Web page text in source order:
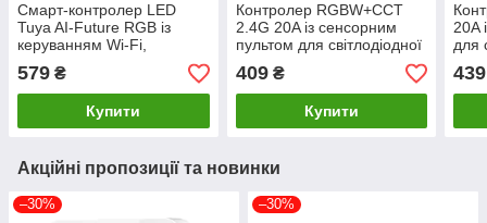
Смарт-контролер LED
Tuya AI-Future RGB із
керуванням Wi-Fi,
голосовим або пультом
579 ₴
Купити
Контролер RGBW+CCT
2.4G 20A із сенсорним
пультом для світлодіодної
стрічки
409₴
Купити
20A
для
439
Акційні пропозиції та новинки
–30% –30%